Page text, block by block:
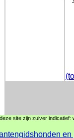
site zijn zuiver
honden en